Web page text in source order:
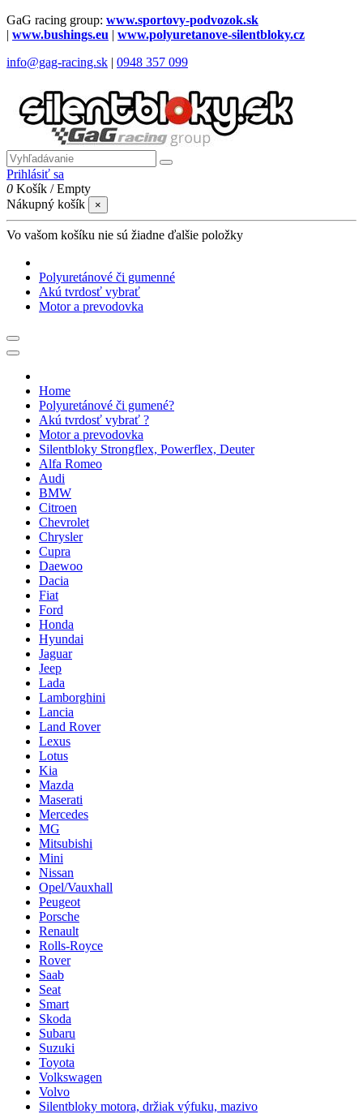
GaG racing group: www.sportovy-podvozok.sk
| www.bushings.eu | www.polyuretanove-silentbloky.cz
info@gag-racing.sk | 0948 357 099
Prihlásiť sa
0 Košík /Empty
Nákupný košík
×
Vo vašom košíku nie sú žiadne ďalšie položky
Polyuretánové či gumenné
Akú tvrdosť vybrať
Motor a prevodovka
Home
Polyuretánové či gumené?
Akú tvrdosť vybrať ?
Motor a prevodovka
Silentbloky Strongflex, Powerflex, Deuter
Alfa Romeo
Audi
BMW
Citroen
Chevrolet
Chrysler
Cupra
Daewoo
Dacia
Fiat
Ford
Honda
Hyundai
Jaguar
Jeep
Lada
Lamborghini
Lancia
Land Rover
Lexus
Lotus
Kia
Mazda
Maserati
Mercedes
MG
Mitsubishi
Mini
Nissan
Opel/Vauxhall
Peugeot
Porsche
Renault
Rolls-Royce
Rover
Saab
Seat
Smart
Skoda
Subaru
Suzuki
Toyota
Volkswagen
Volvo
Silentbloky motora, držiak výfuku, mazivo